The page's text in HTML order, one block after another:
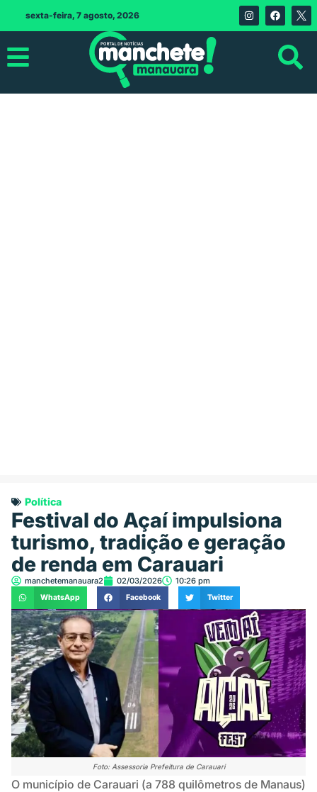
sexta-feira, 7 agosto, 2026
Política
Festival do Açaí impulsiona
turismo, tradição e geração
de renda em Carauari
manchetemanauara2 02/03/2026 10:26 pm
WhatsApp Facebook Twitter
Foto: Assessoria Prefeitura de Carauari
O município de Carauari (a 788 quilômetros de Manaus)